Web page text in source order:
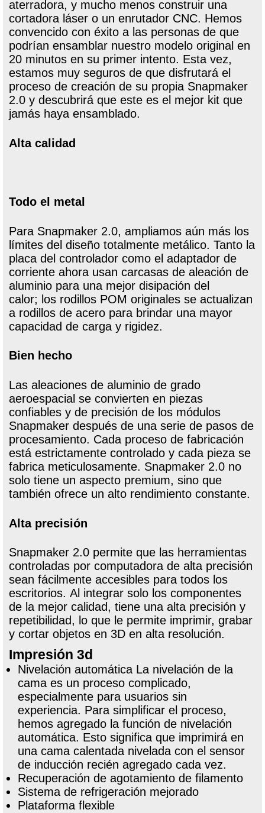
aterradora, y mucho menos construir una
cortadora láser o un enrutador CNC. Hemos
convencido con éxito a las personas de que
podrían ensamblar nuestro modelo original en
20 minutos en su primer intento. Esta vez,
estamos muy seguros de que disfrutará el
proceso de creación de su propia Snapmaker
2.0 y descubrirá que este es el mejor kit que
jamás haya ensamblado.
Alta calidad
Todo el metal
Para Snapmaker 2.0, ampliamos aún más los
límites del diseño totalmente metálico. Tanto la
placa del controlador como el adaptador de
corriente ahora usan carcasas de aleación de
aluminio para una mejor disipación del
calor; los rodillos POM originales se actualizan
a rodillos de acero para brindar una mayor
capacidad de carga y rigidez.
Bien hecho
Las aleaciones de aluminio de grado
aeroespacial se convierten en piezas
confiables y de precisión de los módulos
Snapmaker después de una serie de pasos de
procesamiento. Cada proceso de fabricación
está estrictamente controlado y cada pieza se
fabrica meticulosamente. Snapmaker 2.0 no
solo tiene un aspecto premium, sino que
también ofrece un alto rendimiento constante.
Alta precisión
Snapmaker 2.0 permite que las herramientas
controladas por computadora de alta precisión
sean fácilmente accesibles para todos los
escritorios. Al integrar solo los componentes
de la mejor calidad, tiene una alta precisión y
repetibilidad, lo que le permite imprimir, grabar
y cortar objetos en 3D en alta resolución.
Impresión 3d
Nivelación automática La nivelación de la
cama es un proceso complicado,
especialmente para usuarios sin
experiencia. Para simplificar el proceso,
hemos agregado la función de nivelación
automática. Esto significa que imprimirá en
una cama calentada nivelada con el sensor
de inducción recién agregado cada vez.
Recuperación de agotamiento de filamento
Sistema de refrigeración mejorado
Plataforma flexible